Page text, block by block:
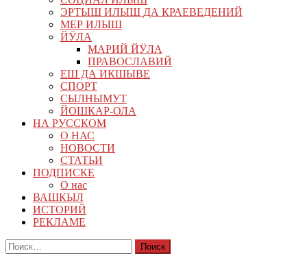
ЭРТЫШ ИЛЫШ ДА КРАЕВЕДЕНИЙ
МЕР ИЛЫШ
ЙӰЛА
МАРИЙ ЙӰЛА
ПРАВОСЛАВИЙ
ЕШ ДА ИКШЫВЕ
СПОРТ
СЫЛНЫМУТ
ЙОШКАР-ОЛА
НА РУССКОМ
О НАС
НОВОСТИ
СТАТЬИ
ПОДПИСКЕ
О нас
ВАШКЫЛ
ИСТОРИЙ
РЕКЛАМЕ
Найти: